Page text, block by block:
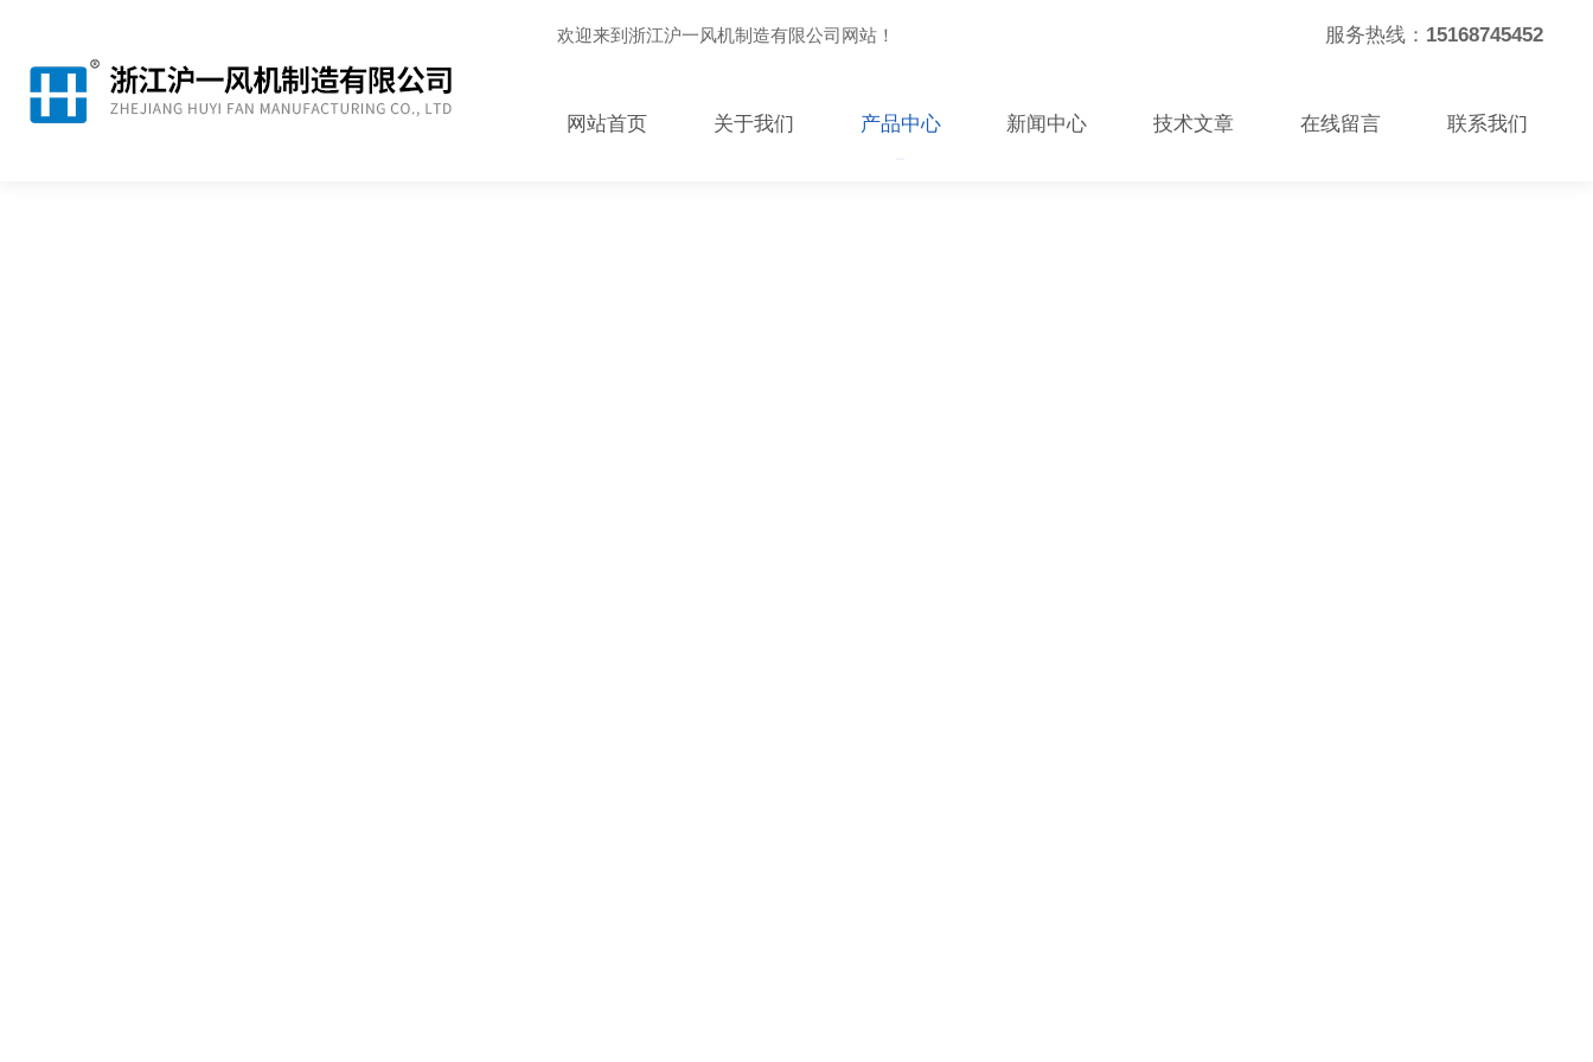
欢迎来到浙江沪一风机制造有限公司网站！ 服务热线： 15168745452
网站首页 关于我们 产品中心 新闻中心 技术文章 在线留言 联系我们